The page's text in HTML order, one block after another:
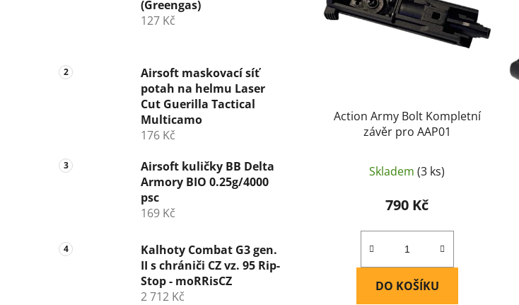
(Greengas)
127 Kč
Airsoft maskovací síť
potah na helmu Laser
Cut Guerilla Tactical
Multicamo
176 Kč
Airsoft kuličky BB Delta
Armory BIO 0.25g/4000
psc
169 Kč
Kalhoty Combat G3 gen.
II s chrániči CZ vz. 95 Rip-
Stop - moRRisCZ
2 712 Kč
Action Army Bolt Kompletní
závěr pro AAP01
Skladem(3 ks)
790 Kč
DO KOŠÍKU